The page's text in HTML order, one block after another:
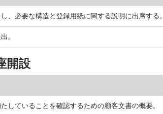
、必要な構造と登録用紙に関する説明に出席する。
。
開設
していることを確認するための顧客文書の概要。